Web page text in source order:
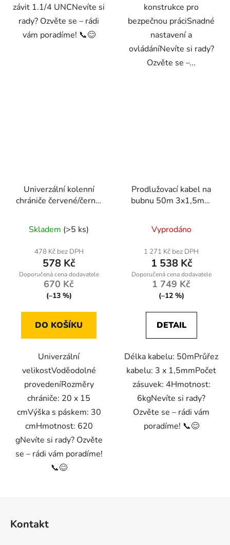
závit 1.1/4 UNCNevíte si
rady? Ozvěte se – rádi
vám poradíme! 📞😊
konstrukce pro
bezpečnou práciSnadné
nastavení a
ovládáníNevíte si rady?
Ozvěte se –...
Univerzální kolenní
chrániče červené/černé,
Skladem (>5 ks)
478 Kč bez DPH
578 Kč
670 Kč
(–13 %)
DO KOŠÍKU
Univerzální
velikostVoděodolné
provedeníRozměry
chrániče: 20 x 15
cmVýška s páskem: 30
cmHmotnost: 620
gNevíte si rady? Ozvěte
se – rádi vám poradíme!
📞😊
Prodlužovací kabel na
bubnu 50m 3x1,5mm
Vyprodáno
1 271 Kč bez DPH
1 538 Kč
1 749 Kč
(–12 %)
DETAIL
Délka kabelu: 50mPrůřez
kabelu: 3 x 1,5mmPočet
zásuvek: 4Hmotnost:
6kgNevíte si rady?
Ozvěte se – rádi vám
poradíme! 📞😊
Kontakt